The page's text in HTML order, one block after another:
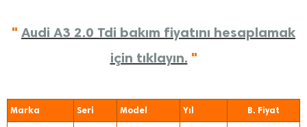
" Audi A3 2.0 Tdi bakım fiyatını hesaplamak
için tıklayın. "
Marka Seri Model Yıl